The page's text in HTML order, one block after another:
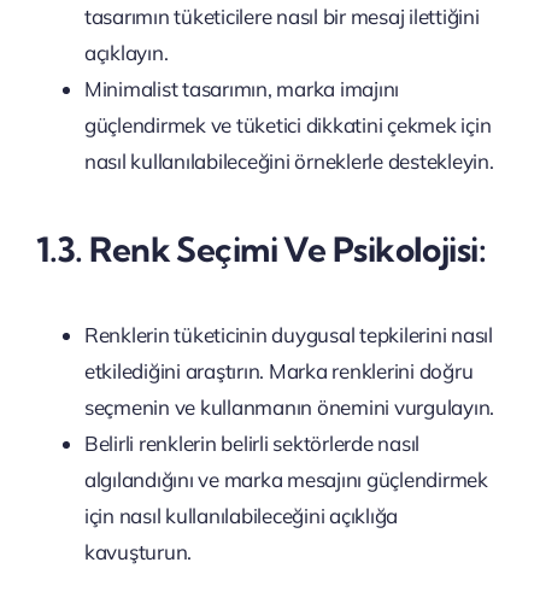
tasarımın tüketicilere nasıl bir mesaj ilettiğini
açıklayın.
Minimalist tasarımın, marka imajını
güçlendirmek ve tüketici dikkatini çekmek için
nasıl kullanılabileceğini örneklerle destekleyin.
1.3. Renk Seçimi Ve Psikolojisi:
Renklerin tüketicinin duygusal tepkilerini nasıl
etkilediğini araştırın. Marka renklerini doğru
seçmenin ve kullanmanın önemini vurgulayın.
Belirli renklerin belirli sektörlerde nasıl
algılandığını ve marka mesajını güçlendirmek
için nasıl kullanılabileceğini açıklığa
kavuşturun.